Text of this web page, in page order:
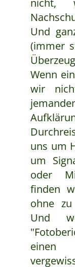
nicht,
Und
(immer
Wenn
wir
uns um
um
oder
finden
ohne
Und